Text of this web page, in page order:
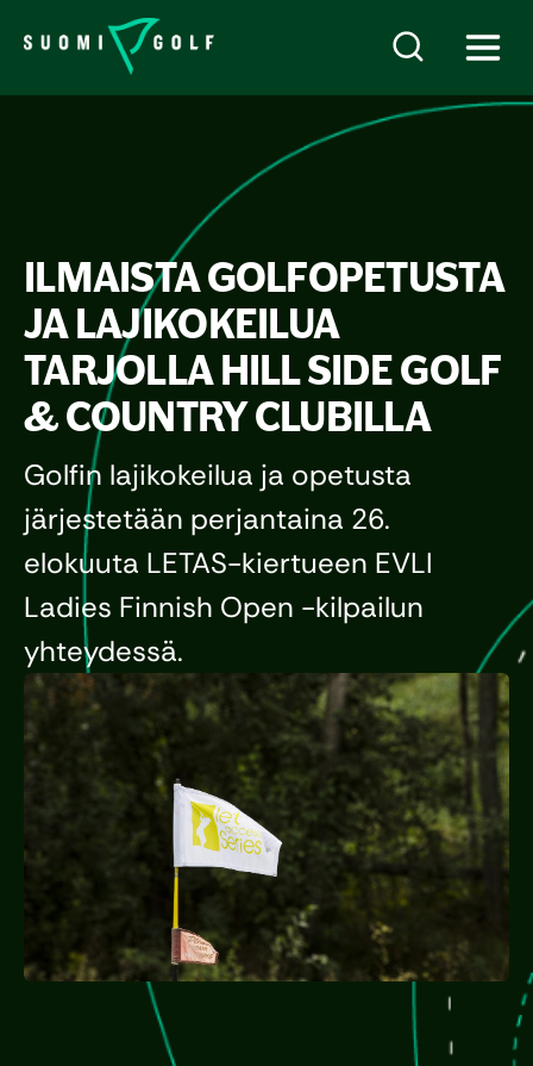
ILMAISTA GOLFOPETUSTA
JA LAJIKOKEILUA
TARJOLLA HILL SIDE GOLF
& COUNTRY CLUBILLA
Golfin lajikokeilua ja opetusta
järjestetään perjantaina 26.
elokuuta LETAS-kiertueen EVLI
Ladies Finnish Open -kilpailun
yhteydessä.